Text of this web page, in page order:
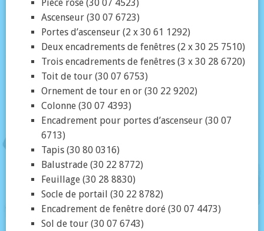
Pièce rose (30 07 4523)
Ascenseur (30 07 6723)
Portes d’ascenseur (2 x 30 61 1292)
Deux encadrements de fenêtres (2 x 30 25 7510)
Trois encadrements de fenêtres (3 x 30 28 6720)
Toit de tour (30 07 6753)
Ornement de tour en or (30 22 9202)
Colonne (30 07 4393)
Encadrement pour portes d’ascenseur (30 07
6713)
Tapis (30 80 0316)
Balustrade (30 22 8772)
Feuillage (30 28 8830)
Socle de portail (30 22 8782)
Encadrement de fenêtre doré (30 07 4473)
Sol de tour (30 07 6743)